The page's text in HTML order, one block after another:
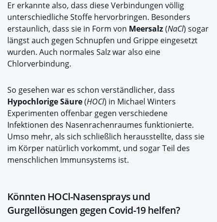
Er erkannte also, dass diese Verbindungen völlig
unterschiedliche Stoffe hervorbringen. Besonders
erstaunlich, dass sie in Form von Meersalz(NaCl) sogar
längst auch gegen Schnupfen und Grippe eingesetzt
wurden. Auch normales Salz war also eine
Chlorverbindung.
So gesehen war es schon verständlicher, dass
Hypochlorige Säure(HOCl) in Michael Winters
Experimenten offenbar gegen verschiedene
Infektionen des Nasenrachenraumes funktionierte.
Umso mehr, als sich schließlich herausstellte, dass sie
im Körper natürlich vorkommt, und sogar Teil des
menschlichen Immunsystems ist.
Könnten HOCl-Nasensprays und
Gurgellösungen gegen Covid-19 helfen?